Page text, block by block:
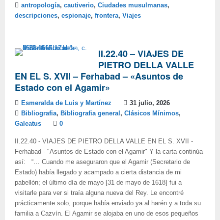
antropología, cautiverio, Ciudades musulmanas,
descripciones, espionaje, frontera, Viajes
II.22.40 – VIAJES DE
PIETRO DELLA VALLE
EN EL S. XVII – Ferhabad – «Asuntos de
Estado con el Agamir»
Esmeralda de Luis y Martínez
31 julio, 2026
Bibliografia, Bibliografia general , Clásicos Mínimos,
Galeatus
0
II.22.40 - VIAJES DE PIETRO DELLA VALLE EN EL S. XVII -
Ferhabad - "Asuntos de Estado con el Agamir" Y la carta continúa
así: “… Cuando me aseguraron que el Agamir (Secretario de
Estado) había llegado y acampado a cierta distancia de mi
pabellón; el último día de mayo [31 de mayo de 1618] fui a
visitarle para ver si traía alguna nueva del Rey. Le encontré
prácticamente solo, porque había enviado ya al harén y a toda su
familia a Cazvín. El Agamir se alojaba en uno de esos pequeños